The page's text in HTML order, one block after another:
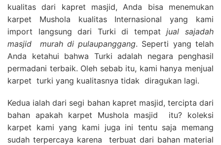
kualitas dari kapret masjid, Anda bisa menemukan
karpet Mushola kualitas Internasional yang kami
import langsung dari Turki di tempatjual sajadah
masjid
murah di pulaupanggang. Seperti yang telah
Anda ketahui bahwa Turki adalah negara penghasil
permadani terbaik. Oleh sebab itu, kami hanya menjual
karpet turki yang kualitasnya tidak diragukan lagi.
Kedua ialah dari segi bahan kapret masjid, tercipta dari
bahan apakah karpet Mushola masjid itu? koleksi
karpet kami yang kami juga ini tentu saja memang
sudah terpercaya karena terbuat dari bahan material